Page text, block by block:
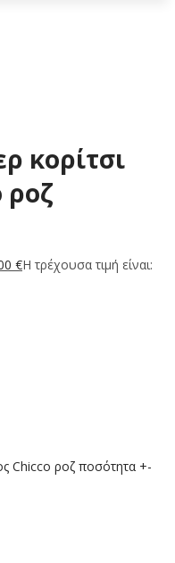
κορίτσι
ροζ
€Η τρέχουσα τιμή είναι:
Chicco ροζ ποσότητα +-